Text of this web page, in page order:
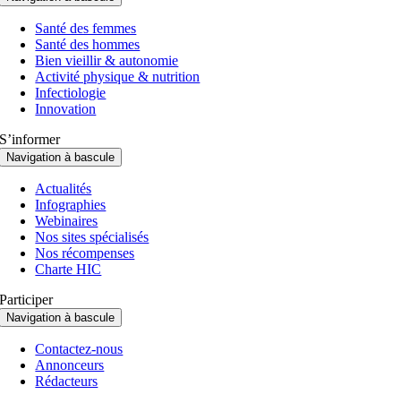
Santé des femmes
Santé des hommes
Bien vieillir & autonomie
Activité physique & nutrition
Infectiologie
Innovation
S’informer
Navigation à bascule
Actualités
Infographies
Webinaires
Nos sites spécialisés
Nos récompenses
Charte HIC
Participer
Navigation à bascule
Contactez-nous
Annonceurs
Rédacteurs